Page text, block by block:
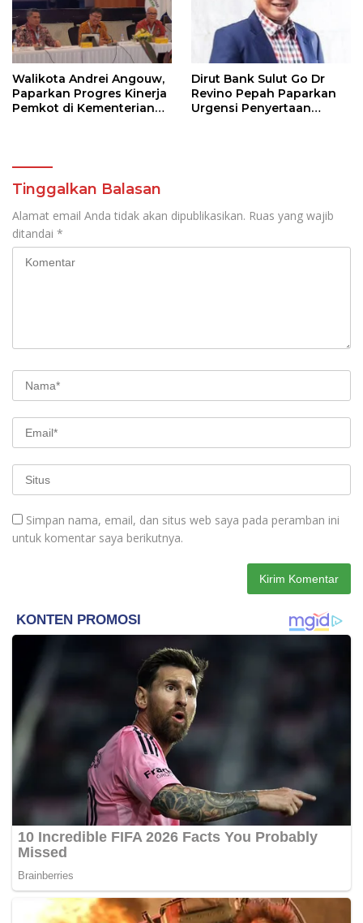
Walikota Andrei Angouw,
Paparkan Progres Kinerja
Pemkot di Kementerian
Dirut Bank Sulut Go Dr
Revino Pepah Paparkan
Urgensi Penyertaan
Tinggalkan Balasan
Alamat email Anda tidak akan dipublikasikan. Ruas yang wajib
ditandai *
Simpan nama, email, dan situs web saya pada peramban ini
untuk komentar saya berikutnya.